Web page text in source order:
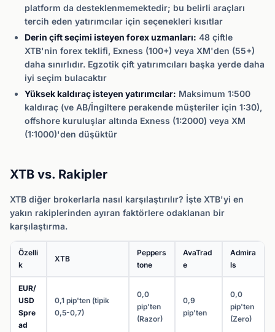
platform da desteklenmemektedir; bu belirli araçları
tercih eden yatırımcılar için seçenekleri kısıtlar
Derin çift seçimi isteyen forex uzmanları: 48 çiftle
XTB'nin forex teklifi, Exness (100+) veya XM'den (55+)
daha sınırlıdır. Egzotik çift yatırımcıları başka yerde daha
iyi seçim bulacaktır
Yüksek kaldıraç isteyen yatırımcılar: Maksimum 1:500
kaldıraç (ve AB/İngiltere perakende müşteriler için 1:30),
offshore kuruluşlar altında Exness (1:2000) veya XM
(1:1000)'den düşüktür
XTB vs. Rakipler
XTB diğer brokerlarla nasıl karşılaştırılır? İşte XTB'yi en
yakın rakiplerinden ayıran faktörlere odaklanan bir
karşılaştırma.
Özelli
k
XTB
Peppers
tone
AvaTrad
e
Admira
ls
EUR/
USD
Spre
ad
0,1 pip'ten (tipik
0,5-0,7)
0,0
pip'ten
(Razor)
0,9
pip'ten
0,0
pip'ten
(Zero)